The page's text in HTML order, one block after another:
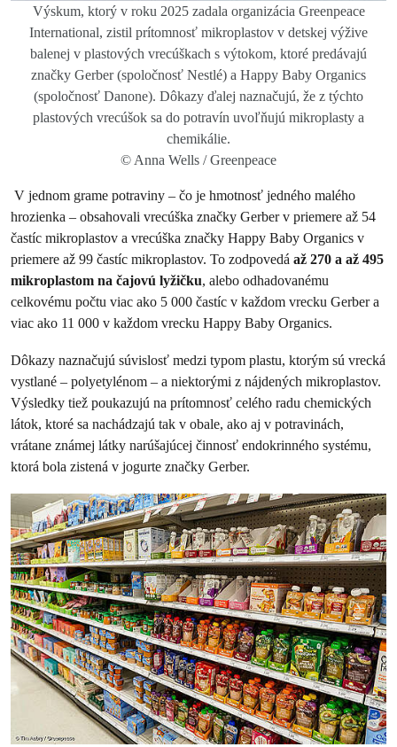
Výskum, ktorý v roku 2025 zadala organizácia Greenpeace
International, zistil prítomnosť mikroplastov v detskej výžive
balenej v plastových vrecúškach s výtokom, ktoré predávajú
značky Gerber (spoločnosť Nestlé) a Happy Baby Organics
(spoločnosť Danone). Dôkazy ďalej naznačujú, že z týchto
plastových vrecúšok sa do potravín uvoľňujú mikroplasty a
chemikálie.
© Anna Wells / Greenpeace
V jednom grame potraviny – čo je hmotnosť jedného malého
hrozienka – obsahovali vrecúška značky Gerber v priemere až 54
častíc mikroplastov a vrecúška značky Happy Baby Organics v
priemere až 99 častíc mikroplastov. To zodpovedá až 270 a až 495
mikroplastom na čajovú lyžičku, alebo odhadovanému
celkovému počtu viac ako 5 000 častíc v každom vrecku Gerber a
viac ako 11 000 v každom vrecku Happy Baby Organics.
Dôkazy naznačujú súvislosť medzi typom plastu, ktorým sú vrecká
vystlané – polyetylénom – a niektorými z nájdených mikroplastov.
Výsledky tiež poukazujú na prítomnosť celého radu chemických
látok, ktoré sa nachádzajú tak v obale, ako aj v potravinách,
vrátane známej látky narúšajúcej činnosť endokrinného systému,
ktorá bola zistená v jogurte značky Gerber.